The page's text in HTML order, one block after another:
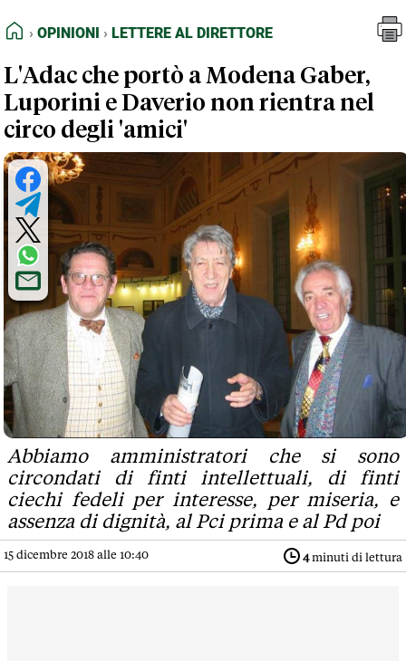
FEED RSS
NORMATIVE DEONTOLOGICHE
TERMINI e CONDIZIONI
Opinioni
Lettere al Direttore
HOME
OPINIONI LETTERE AL DIRETTORE
L'Adac che portò a Modena Gaber,
Luporini e Daverio non rientra nel
circo degli 'amici'
Abbiamo amministratori che si sono
circondati di finti intellettuali, di finti
ciechi fedeli per interesse, per miseria, e
assenza di dignità, al Pci prima e al Pd poi
15 dicembre 2018 alle 10:40 4minuti di lettura